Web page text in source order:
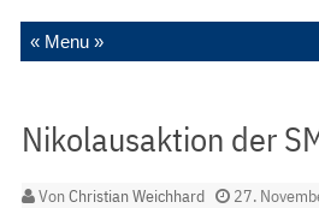
Zum
Nikolausaktion der
VonChristian Weichhard 27.